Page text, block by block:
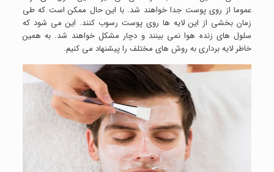
عموما از روی پوست جدا خواهند شد. با این حال ممکن است که طی
زمان بخشی از این لایه ها روی پوست رسوب کنند. این می شود که
سلول های زنده هوا نمی بینند و دچار مشکل خواهند شد. به همین
خاطر لایه برداری به روش های مختلف را پیشنهاد می کنیم.